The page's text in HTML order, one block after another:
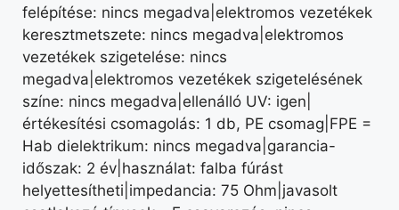
felépítése: nincs megadva|elektromos vezetékek
keresztmetszete: nincs megadva|elektromos
vezetékek szigetelése: nincs
megadva|elektromos vezetékek szigetelésének
színe: nincs megadva|ellenálló UV: igen|
értékesítési csomagolás: 1 db, PE csomag|FPE =
Hab dielektrikum: nincs megadva|garancia-
időszak: 2 év|használat: falba fúrást
helyettesítheti|impedancia: 75 Ohm|javasolt